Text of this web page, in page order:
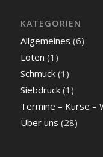
KATEGORIEN
Allgemeines (6)
Löten (1)
Schmuck(1)
Siebdruck(1)
Termine – Kurse –
Über uns (28)